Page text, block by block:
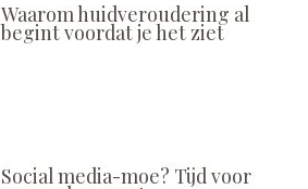
Waarom huidveroudering al
begint voordat je het ziet
Social media-moe? Tijd voor